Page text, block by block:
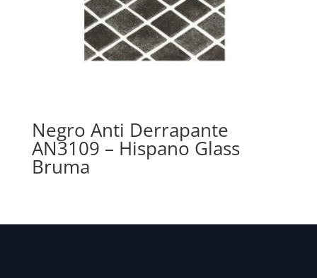
Negro Anti Derrapante
AN3109 – Hispano Glass
Bruma